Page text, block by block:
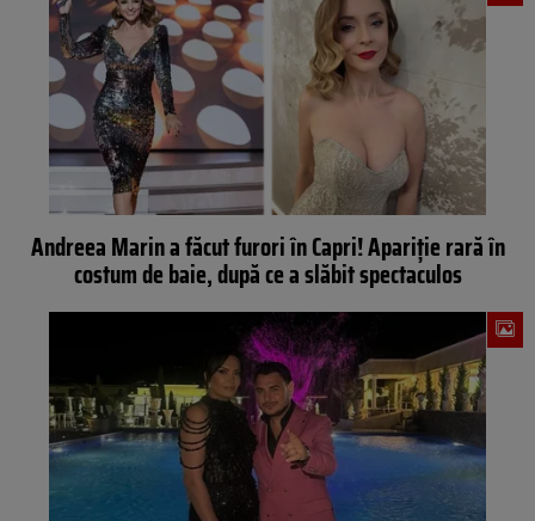
Andreea Marin a făcut furori în Capri! Apariție rară în
costum de baie, după ce a slăbit spectaculos